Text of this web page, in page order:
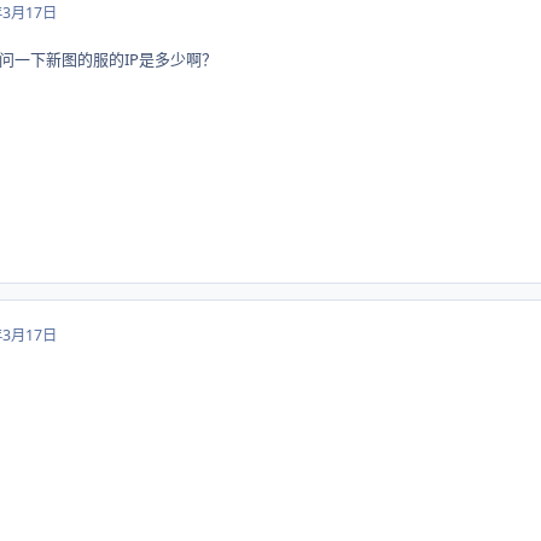
月17日
一下新图的服的IP是多少啊？
月17日